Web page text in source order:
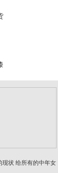
现状 给所有的中年女